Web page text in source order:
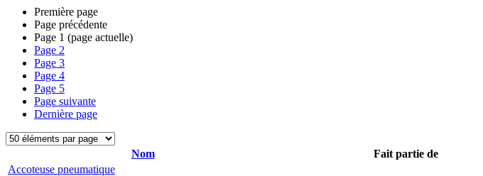
Première page
Page précédente
Page 1 (page actuelle)
Page 2
Page 3
Page 4
Page 5
Page suivante
Dernière page
Nom Fait partie de
Accoteuse pneumatique